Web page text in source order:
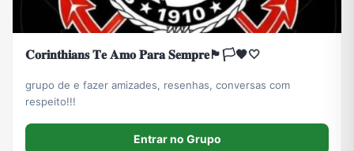
𝐂𝐨𝐫𝐢𝐧𝐭𝐡𝐢𝐚𝐧𝐬 𝐓𝐞 𝐀𝐦𝐨 𝐏𝐚𝐫𝐚 𝐒𝐞𝐦𝐩𝐫𝐞🏴🏳️🖤🤍
grupo de e fazer amizades, resenhas, conversas com
respeito!!!
Entrar no Grupo